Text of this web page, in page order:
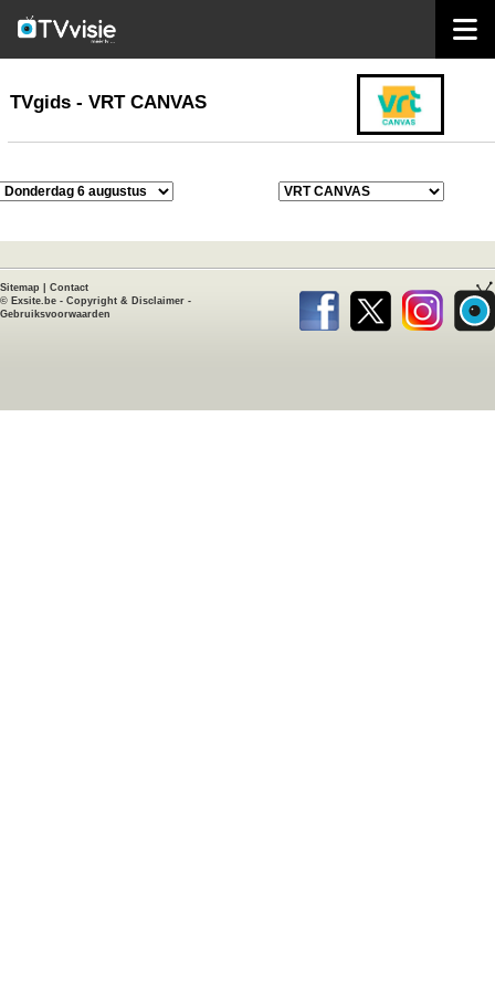
TVgids
TVgids - VRT CANVAS
Sitemap
Contact
© Exsite.be - Copyright & Disclaimer -
Gebruiksvoorwaarden